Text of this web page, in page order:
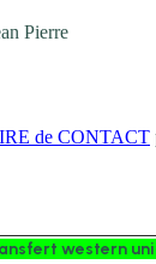
Pierre
de CONTACT
western